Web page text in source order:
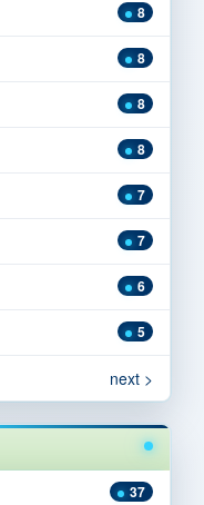
8
8
8
8
7
7
6
5
next >
37